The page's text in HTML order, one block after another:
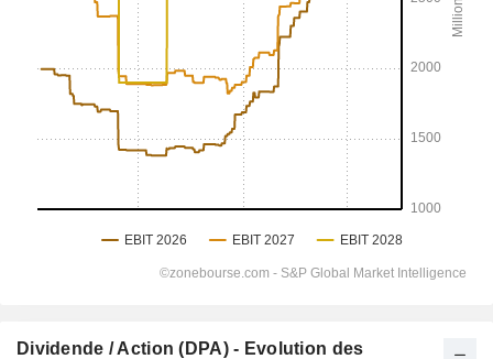
Dividende / Action (DPA) - Evolution des